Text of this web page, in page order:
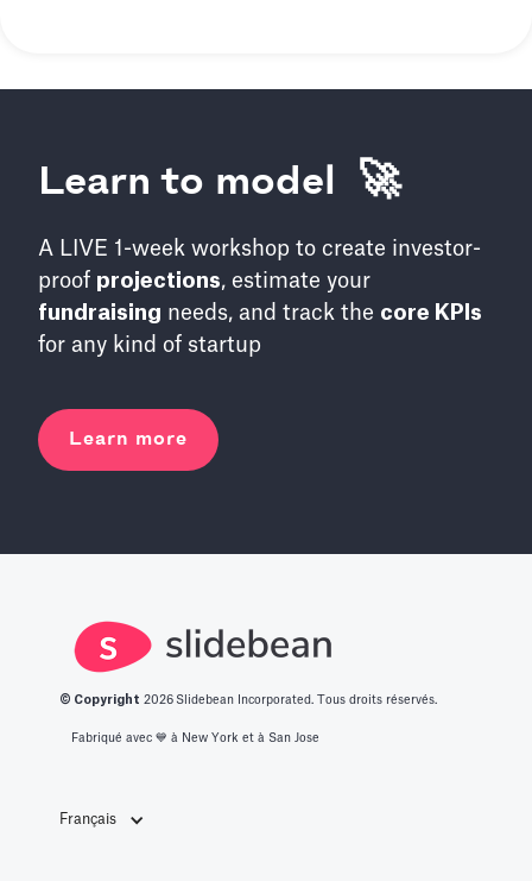
Learn to model 🚀
A LIVE 1-week workshop to create investor-
proof projections, estimate your
fundraising needs, and track the core KPIs
for any kind of startup
Learn more
© Copyright 2026 Slidebean Incorporated. Tous droits réservés.
Fabriqué avec 💙️ à New York et à San Jose
Français